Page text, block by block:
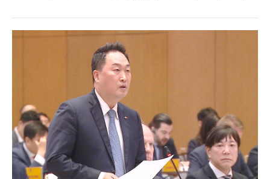
trình thu hút sự tham gia của đông đảo đại biểu đến
từ các cơ quan quản lý nhà nước, đơn vị nghiên cứu,
doanh nghiệp, hợp tác xã và nông dân đang trực
tiếp triển khai mô hình sản xuất lúa phát thải thấp.